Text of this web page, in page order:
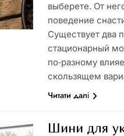
выберете. От
поведение
Существует два
стационарный
по‑разному
скользящем
Читати далі
Шини для